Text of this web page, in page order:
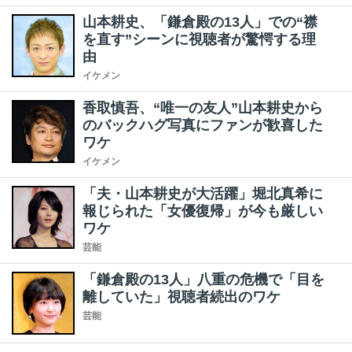
山本耕史、「鎌倉殿の13人」での“襟
を直す”シーンに視聴者が驚愕する理
由
イケメン
香取慎吾、“唯一の友人”山本耕史から
のバックハグ写真にファンが歓喜した
ワケ
イケメン
「夫・山本耕史が大活躍」堀北真希に
報じられた「女優復帰」が今も厳しい
ワケ
芸能
「鎌倉殿の13人」八重の危機で「目を
離していた」視聴者続出のワケ
芸能